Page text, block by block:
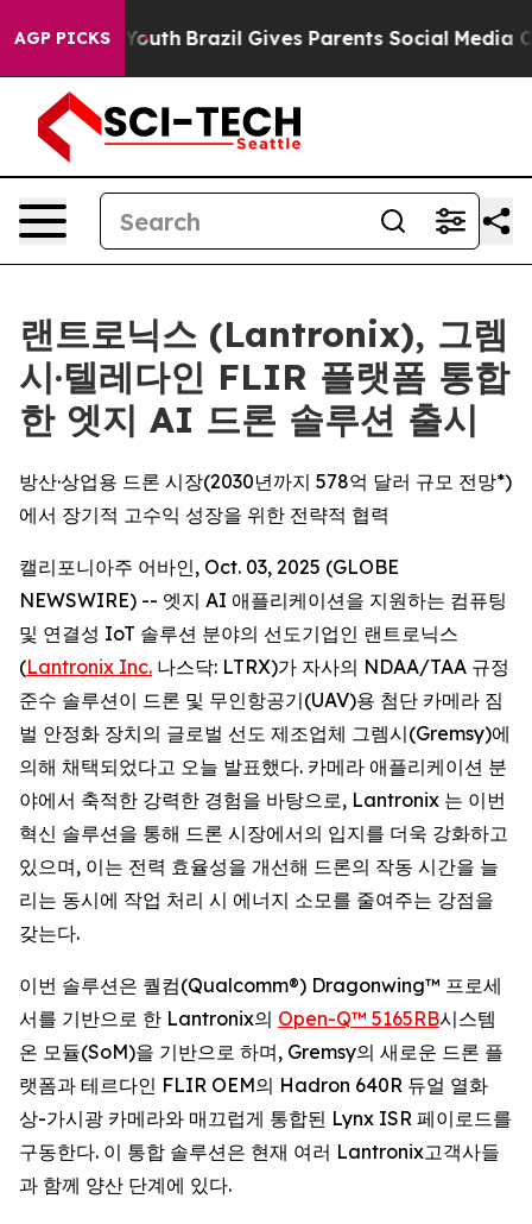
AGP PICKS
to Youth Brazil Gives Parents Social Media Controls
랜트로닉스 (Lantronix), 그렘
시·텔레다인 FLIR 플랫폼 통합
한 엣지 AI 드론 솔루션 출시
방산·상업용 드론 시장(2030년까지 578억 달러 규모 전망*)
에서 장기적 고수익 성장을 위한 전략적 협력
캘리포니아주 어바인, Oct. 03, 2025 (GLOBE
NEWSWIRE) -- 엣지 AI 애플리케이션을 지원하는 컴퓨팅
및 연결성 IoT 솔루션 분야의 선도기업인 랜트로닉스
(Lantronix Inc. 나스닥: LTRX)가 자사의 NDAA/TAA 규정
준수 솔루션이 드론 및 무인항공기(UAV)용 첨단 카메라 짐
벌 안정화 장치의 글로벌 선도 제조업체 그렘시(Gremsy)에
의해 채택되었다고 오늘 발표했다. 카메라 애플리케이션 분
야에서 축적한 강력한 경험을 바탕으로, Lantronix 는 이번
혁신 솔루션을 통해 드론 시장에서의 입지를 더욱 강화하고
있으며, 이는 전력 효율성을 개선해 드론의 작동 시간을 늘
리는 동시에 작업 처리 시 에너지 소모를 줄여주는 강점을
갖는다.
이번 솔루션은 퀄컴(Qualcomm®) Dragonwing™ 프로세
서를 기반으로 한 Lantronix의 Open-Q™ 5165RB시스템
온 모듈(SoM)을 기반으로 하며, Gremsy의 새로운 드론 플
랫폼과 테르다인 FLIR OEM의 Hadron 640R 듀얼 열화
상-가시광 카메라와 매끄럽게 통합된 Lynx ISR 페이로드를
구동한다. 이 통합 솔루션은 현재 여러 Lantronix고객사들
과 함께 양산 단계에 있다.